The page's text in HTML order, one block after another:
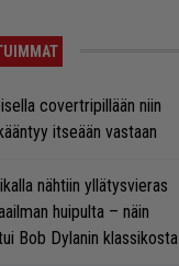
covertripillään niin
itseään vastaan
nähtiin yllätysvieras
huipulta – näin
Bob Dylanin klassikosta